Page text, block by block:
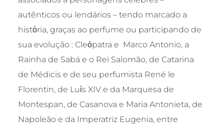
autênticos ou lendários – tendo marcado a
histόria, graças ao perfume ou participando de
sua evolução : Cleόpatra e Marco Antonio, a
Rainha de Sabá e o Rei Salomão, de Catarina
de Médicis e de seu perfumista René le
Florentin, de Luίs XIV e da Marquesa de
Montespan, de Casanova e Maria Antonieta, de
Napoleão e da Imperatriz Eugenia, entre